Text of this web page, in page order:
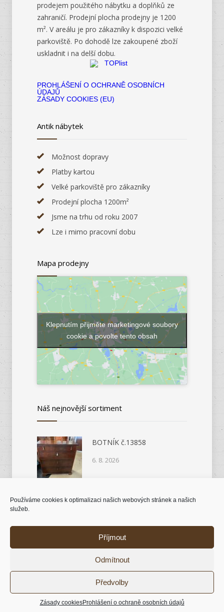
Používáme cookies k optimalizaci našich webových stránek a našich
služeb.
Příjmout
Odmítnout
Předvolby
Zásady cookiesProhlášení o ochraně osobních údajů
prodejem použitého nábytku a doplňků ze
zahraničí. Prodejní plocha prodejny je 1200
m². V areálu je pro zákazníky k dispozici velké
parkoviště. Po dohodě lze zakoupené zboží
uskladnit i na delší dobu.
PROHLÁŠENÍ O OCHRANĚ OSOBNÍCH
ÚDAJŮ
ZÁSADY COOKIES (EU)
Antik nábytek
Možnost dopravy
Platby kartou
Velké parkoviště pro zákazníky
Prodejní plocha 1200m²
Jsme na trhu od roku 2007
Lze i mimo pracovní dobu
Mapa prodejny
Klepnutím přijměte marketingové soubory
cookie a povolte tento obsah
Náš nejnovější sortiment
BOTNÍK č.13858
6. 8. 2026
KOMODA č.14046
© 2018 Antik nábytek |Tvorba stránek Kutná
Hora - Intersite.cz